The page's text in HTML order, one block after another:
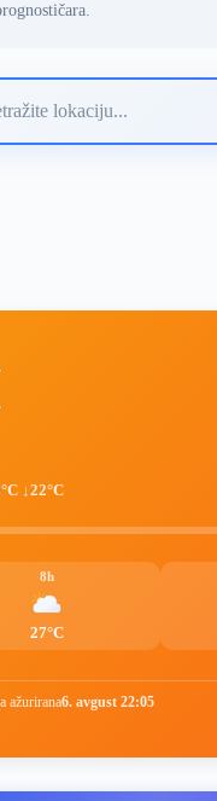
↓22°C
8h
27°C
ažurirana6. avgust 22:05